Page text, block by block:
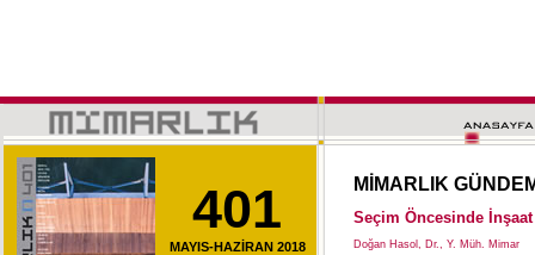
401
MAYIS-HAZİRAN 2018
MİMARLIK
Seçim Öncesinde
Doğan Hasol, Dr., Y. Müh. Mimar